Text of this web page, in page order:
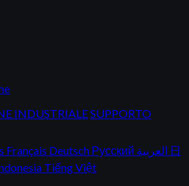
INDUSTRIALESUPPORTO
Français Deutsch Русский
日
Tiếng Việt